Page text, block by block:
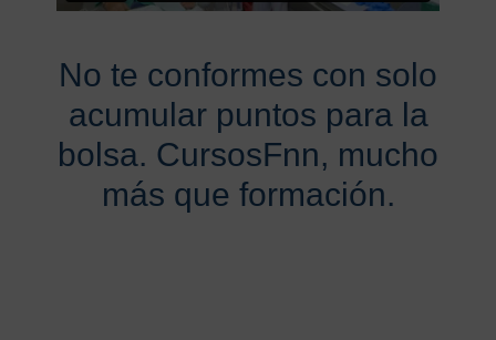
No te conformes con solo
acumular puntos para la
bolsa. CursosFnn, mucho
más que formación.